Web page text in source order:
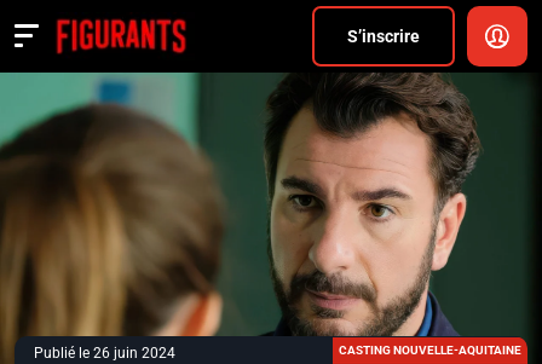
S’inscrire
Actualités
ANNONCER
FAQ
S’inscrire
CONNEXION
Publié le 26 juin 2024
CASTING NOUVELLE-AQUITAINE